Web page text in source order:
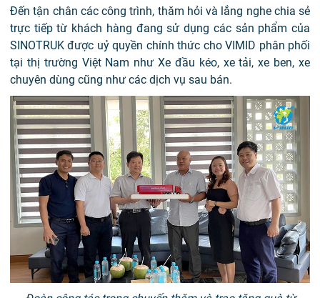
Đến tận chân các công trình, thăm hỏi và lắng nghe chia sẻ
trực tiếp từ khách hàng đang sử dụng các sản phẩm của
SINOTRUK được uỷ quyền chính thức cho VIMID phân phối
tại thị trường Việt Nam như Xe đầu kéo, xe tải, xe ben, xe
chuyên dùng cũng như các dịch vụ sau bán.